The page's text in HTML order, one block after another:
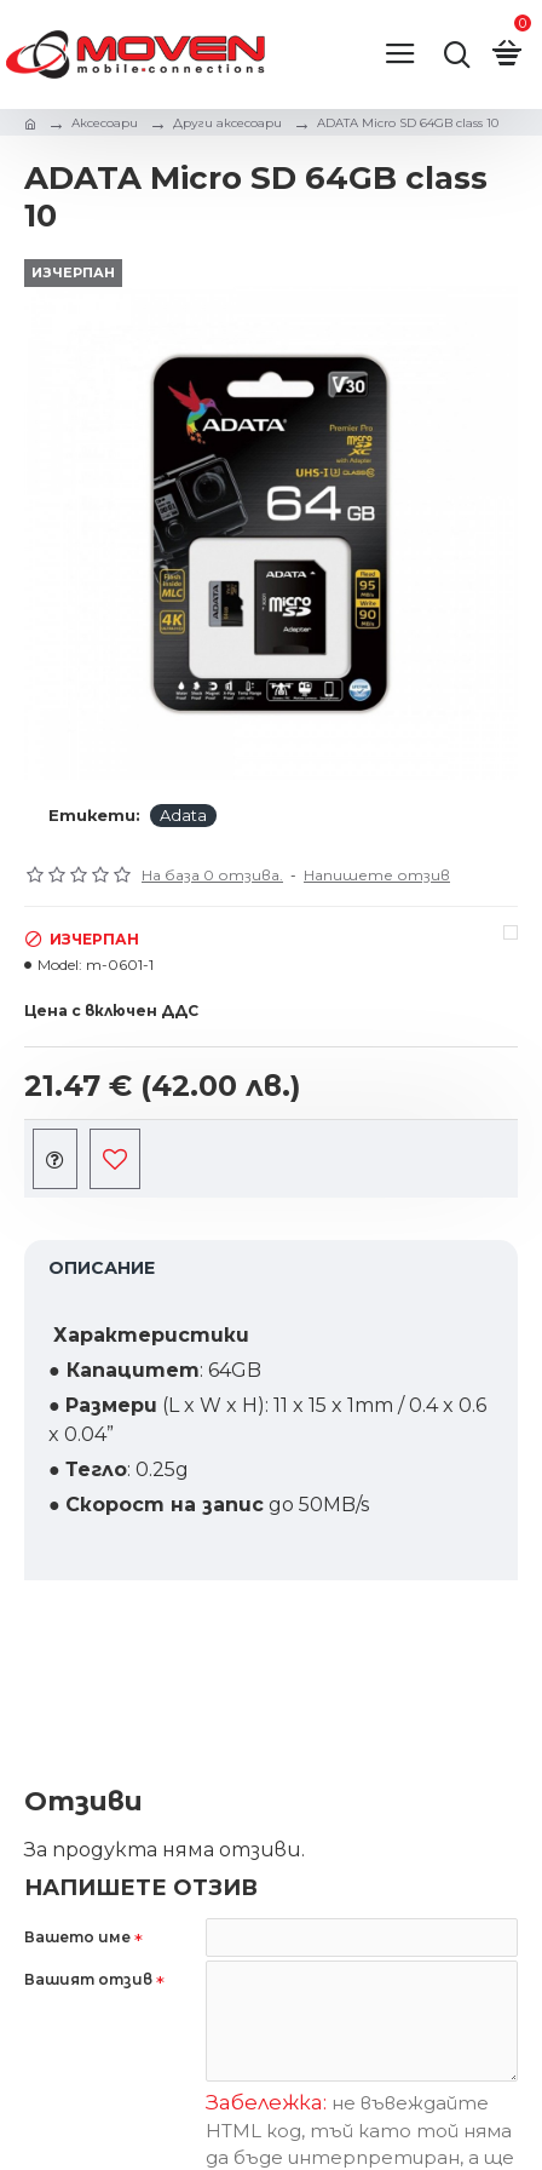
0
Аксесоари Други аксесоари ADATA Micro SD 64GB class 10
ADATA Micro SD 64GB class
10
ИЗЧЕРПАН
Етикети: Adata
На база 0 отзива. - Напишете отзив
21.47 € (42.00 лв.)
ИЗЧЕРПАН
Model: m-0601-1
Цена с включен ДДС
ОПИСАНИЕ
Характеристики
● Капацитет: 64GB
● Размери (L x W x H): 11 x 15 x 1mm / 0.4 x 0.6
x 0.04”
● Тегло: 0.25g
● Скорост на запис до 50MB/s
Отзиви
За продукта няма отзиви.
НАПИШЕТЕ ОТЗИВ
Вашето име
Вашият отзив
Забележка: не въвеждайте
HTML код, тъй като той няма
да бъде интерпретиран, а ще